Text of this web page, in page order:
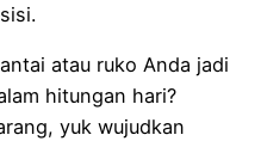
atau ruko Anda jadi
hitungan hari?
yuk wujudkan